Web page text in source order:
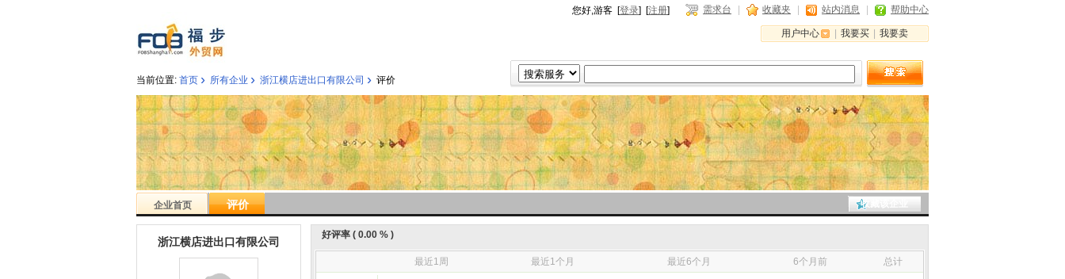
您好,游客 [登录] [注册] 需求台 收藏夹 站内消息 帮助中心
用户中心 我要买 我要卖
当前位置: 首页 › 所有企业 › 浙江横店进出口有限公司 › 评价
企业首页 评价 收藏该企业
浙江横店进出口有限公司
好评率 ( 0.00 % )
最近1周 最近1个月 最近6个月 6个月前 总计